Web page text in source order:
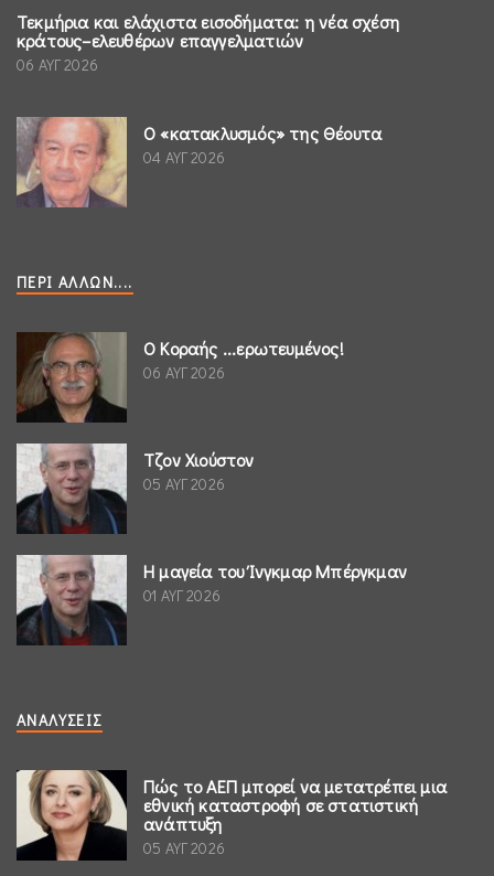
Τεκμήρια και ελάχιστα εισοδήματα: η νέα σχέση
κράτους–ελευθέρων επαγγελματιών
06 ΑΥΓ 2026
Ο «κατακλυσμός» της Θέουτα
04 ΑΥΓ 2026
ΠΕΡΊ ΆΛΛΩΝ....
Ο Κοραής ...ερωτευμένος!
06 ΑΥΓ 2026
Τζον Χιούστον
05 ΑΥΓ 2026
Η μαγεία του Ίνγκμαρ Μπέργκμαν
01 ΑΥΓ 2026
ΑΝΑΛΎΣΕΙΣ
Πώς το ΑΕΠ μπορεί να μετατρέπει μια
εθνική καταστροφή σε στατιστική
ανάπτυξη
05 ΑΥΓ 2026